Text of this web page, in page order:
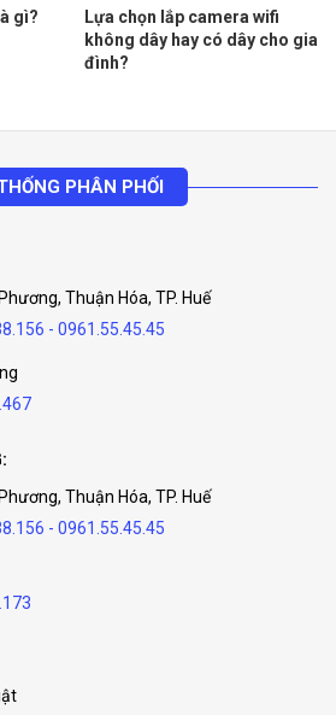
gì?
Lựa chọn lắp camera wifi
không dây hay có dây cho gia
đình?
PHÂN PHỐI
Thuận Hóa, TP. Huế
- 0961.55.45.45
Thuận Hóa, TP. Huế
- 0961.55.45.45